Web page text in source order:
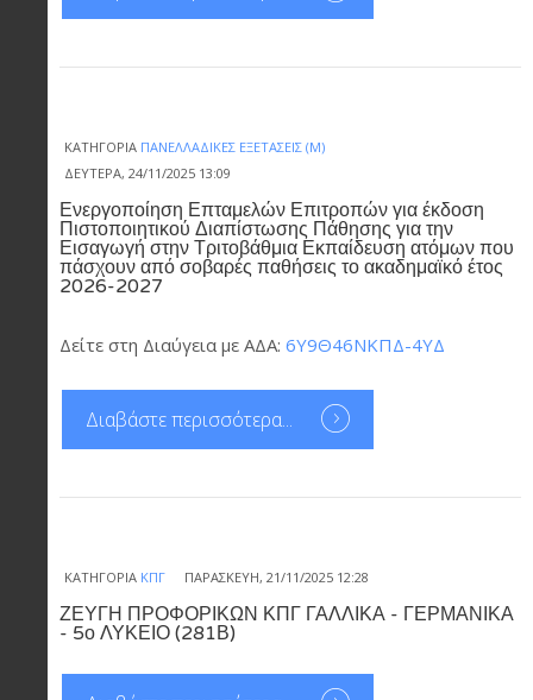
ΚΑΤΗΓΟΡΊΑ ΠΑΝΕΛΛΑΔΙΚΈΣ ΕΞΕΤΆΣΕΙΣ (Μ)
ΔΕΥΤΈΡΑ, 24/11/2025 13:09
Ενεργοποίηση Επταμελών Επιτροπών για έκδοση
Πιστοποιητικού Διαπίστωσης Πάθησης για την
Εισαγωγή στην Τριτοβάθμια Εκπαίδευση ατόμων που
πάσχουν από σοβαρές παθήσεις το ακαδημαϊκό έτος
2026-2027
Δείτε στη Διαύγεια με ΑΔΑ: 6Υ9Θ46ΝΚΠΔ-4ΥΔ
Διαβάστε περισσότερα...
ΚΑΤΗΓΟΡΊΑ ΚΠΓ ΠΑΡΑΣΚΕΥΉ, 21/11/2025 12:28
ΖΕΥΓΗ ΠΡΟΦΟΡΙΚΩΝ ΚΠΓ ΓΑΛΛΙΚΑ - ΓΕΡΜΑΝΙΚΑ
- 5ο ΛΥΚΕΙΟ (281Β)